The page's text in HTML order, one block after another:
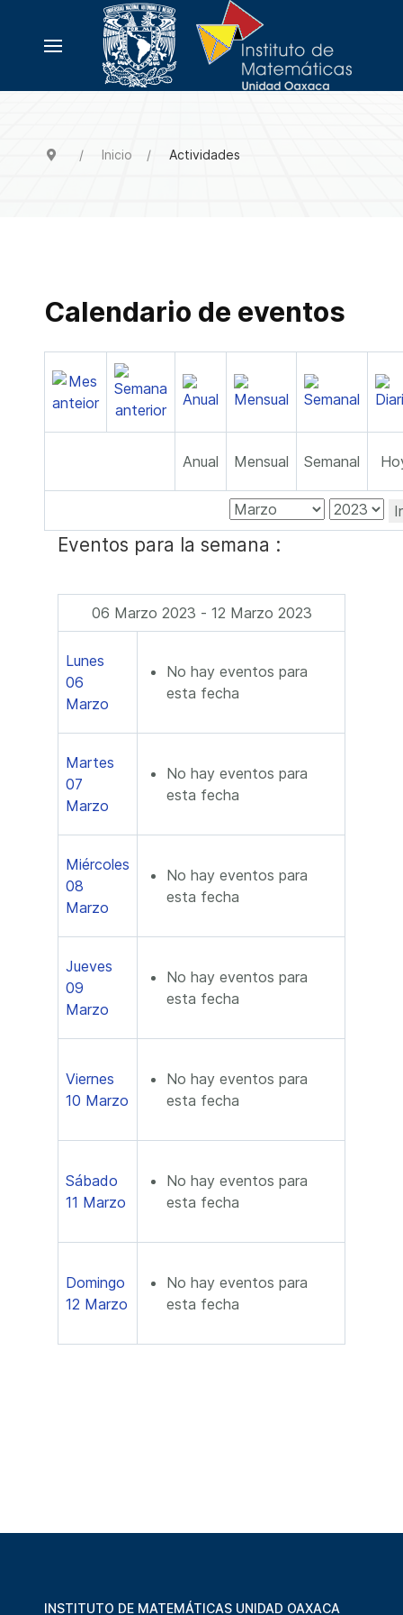
Inicio Actividades
Calendario de eventos
Anual Mensual Semanal
Eventos para la semana :
06 Marzo 2023 - 12 Marzo 2023
Lunes
06
Marzo
No hay eventos para
esta fecha
Martes
07
Marzo
No hay eventos para
esta fecha
Miércoles
08
Marzo
No hay eventos para
esta fecha
Jueves
09
Marzo
No hay eventos para
esta fecha
Viernes
10 Marzo
No hay eventos para
esta fecha
Sábado
11 Marzo
No hay eventos para
esta fecha
Domingo
12 Marzo
No hay eventos para
esta fecha
INSTITUTO DE MATEMÁTICAS UNIDAD OAXACA